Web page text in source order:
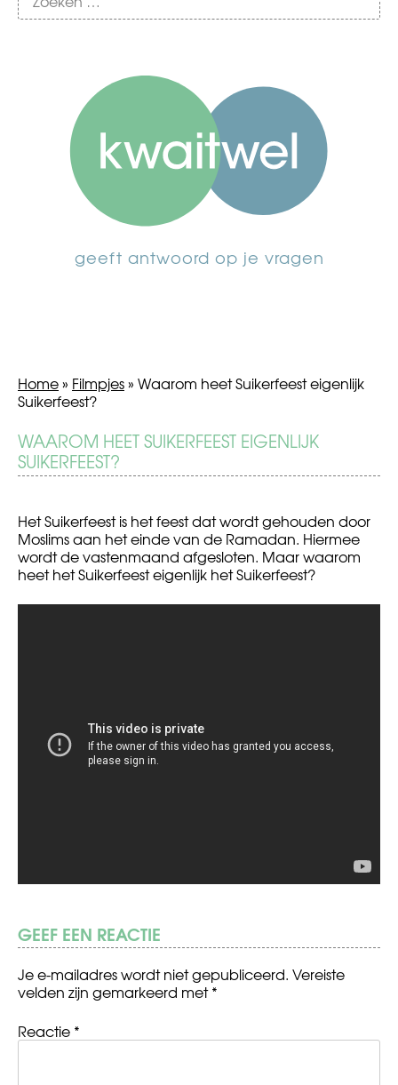
geeft antwoord op je vragen
Home» Filmpjes» Waarom heet Suikerfeest eigenlijk
Suikerfeest?
WAAROM HEET SUIKERFEEST EIGENLIJK
SUIKERFEEST?
Het Suikerfeest is het feest dat wordt gehouden door
Moslims aan het einde van de Ramadan. Hiermee
wordt de vastenmaand afgesloten. Maar waarom
heet het Suikerfeest eigenlijk het Suikerfeest?
BERICHT
NAVIGATIE
Jongeren
beginnen
later
seks
LHBT:
Coming
out
GEEF EEN REACTIE
Je e-mailadres wordt niet gepubliceerd. Vereiste
velden zijn gemarkeerd met*
Reactie *